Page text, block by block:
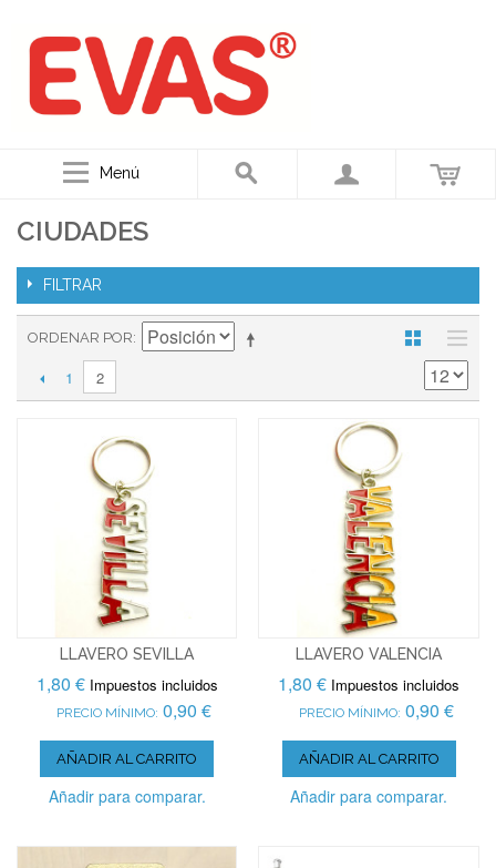
Menú
CIUDADES
FILTRAR
ORDENAR POR
1 2
LLAVERO SEVILLA
1,80 € Impuestos incluidos
PRECIO MÍNIMO: 0,90 €
AÑADIR AL CARRITO
Añadir para comparar.
LLAVERO VALENCIA
1,80 € Impuestos incluidos
PRECIO MÍNIMO: 0,90 €
AÑADIR AL CARRITO
Añadir para comparar.